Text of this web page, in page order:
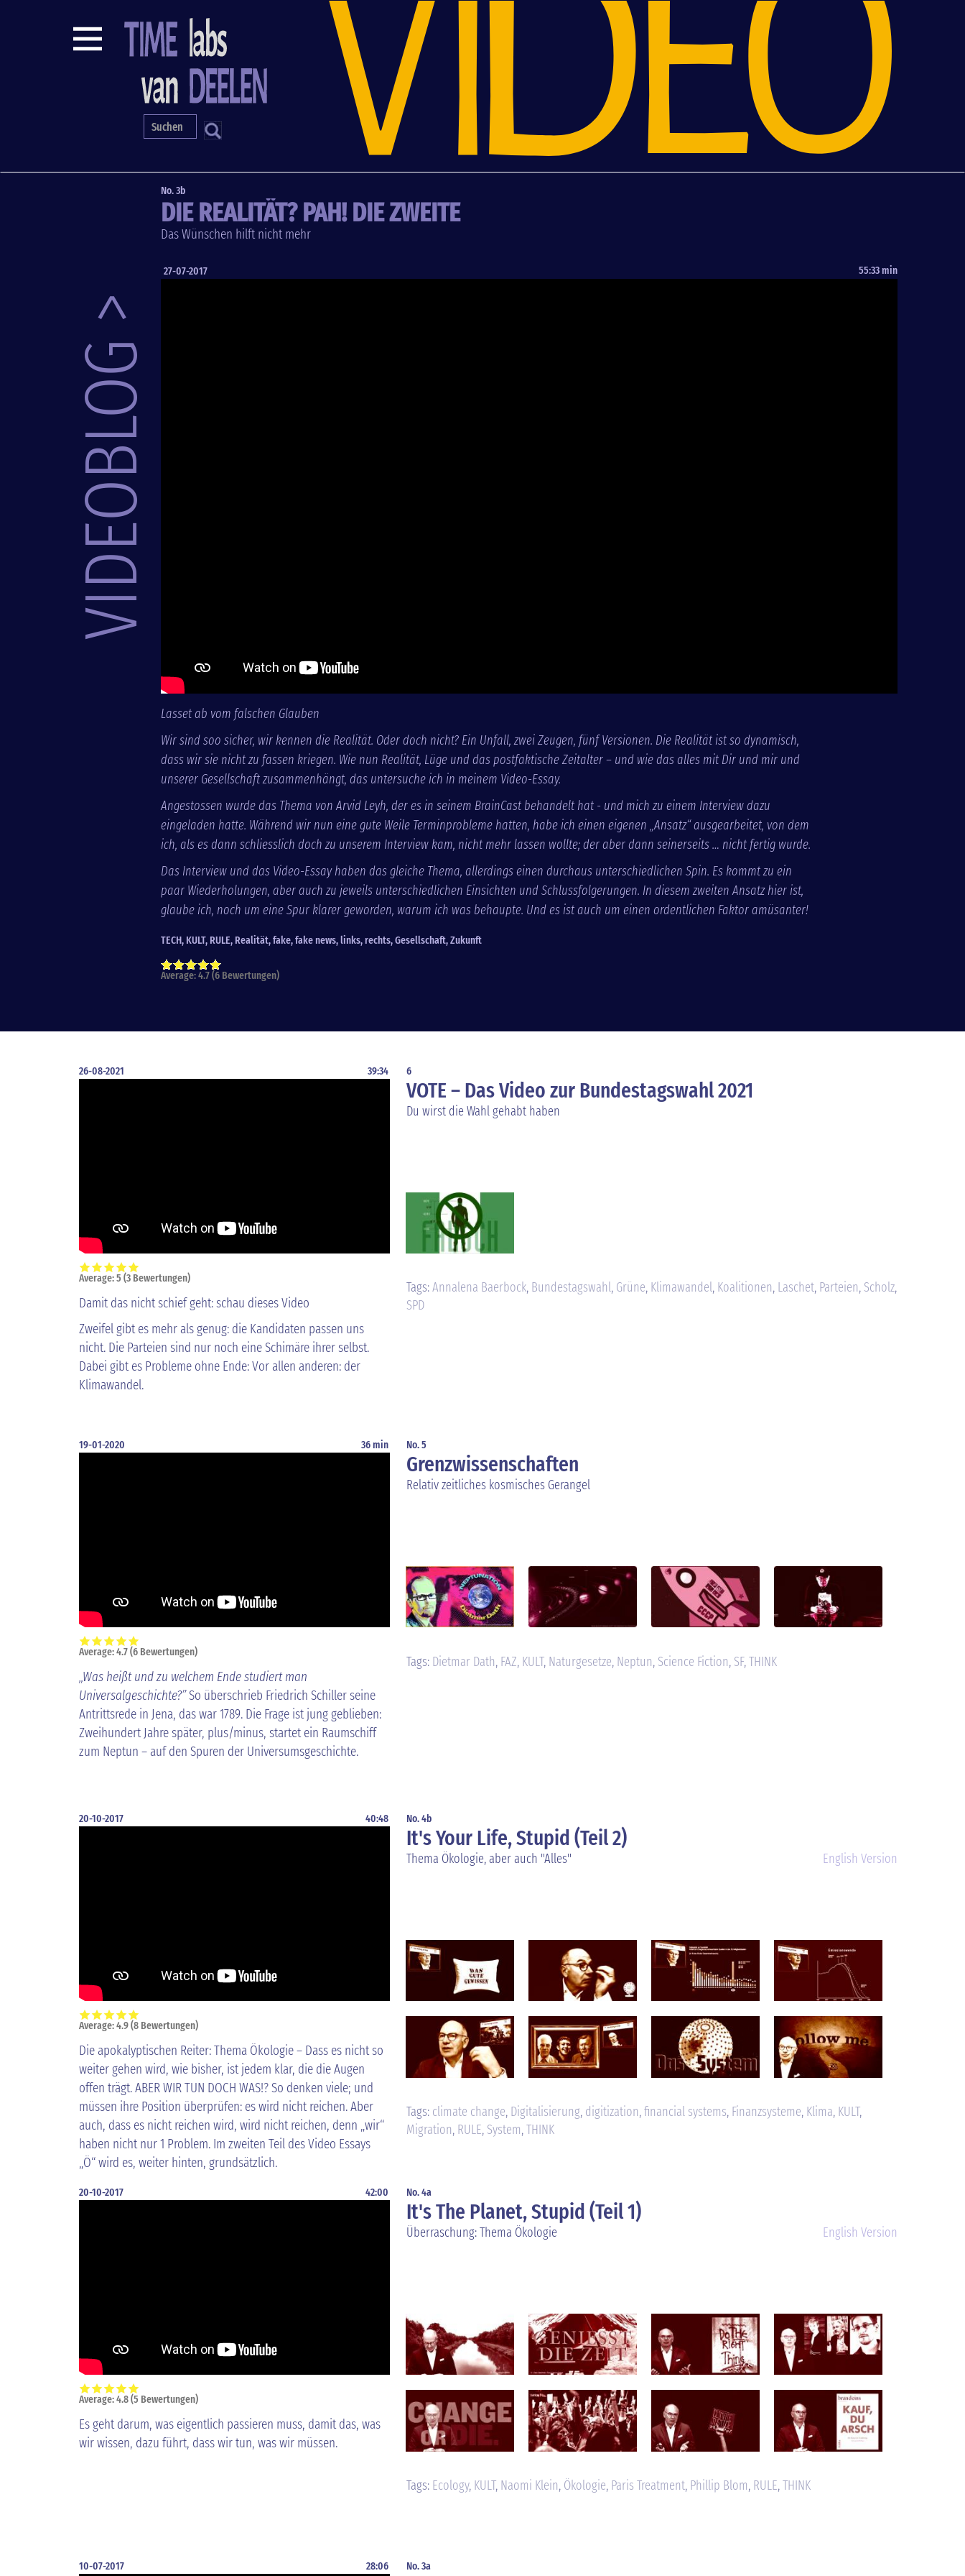
S
VIDEOBLOG >
No. 3b
DIE REALITÄT? PAH! DIE ZWEITE
Das Wünschen hilft nicht mehr
27-07-2017 55:33 min
Lasset ab vom falschen Glauben
Wir sind soo sicher, wir kennen die Realität. Oder doch nicht? Ein Unfall, zwei Zeugen, fünf Versionen. Die Realität ist so dynamisch,
dass wir sie nicht zu fassen kriegen. Wie nun Realität, Lüge und das postfaktische Zeitalter – und wie das alles mit Dir und mir und
unserer Gesellschaft zusammenhängt, das untersuche ich in meinem Video-Essay.
Angestossen wurde das Thema von Arvid Leyh, der es in seinem BrainCast behandelt hat - und mich zu einem Interview dazu
eingeladen hatte. Während wir nun eine gute Weile Terminprobleme hatten, habe ich einen eigenen „Ansatz“ ausgearbeitet, von dem
ich, als es dann schliesslich doch zu unserem Interview kam, nicht mehr lassen wollte; der aber dann seinerseits … nicht fertig wurde.
Das Interview und das Video-Essay haben das gleiche Thema, allerdings einen durchaus unterschiedlichen Spin. Es kommt zu ein
paar Wiederholungen, aber auch zu jeweils unterschiedlichen Einsichten und Schlussfolgerungen. In diesem zweiten Ansatz hier ist,
glaube ich, noch um eine Spur klarer geworden, warum ich was behaupte. Und es ist auch um einen ordentlichen Faktor amüsanter!
TECH, KULT, RULE, Realität,fake,fake news,links,rechts,Gesellschaft,Zukunft
Average:4.7(6Bewertungen)
26-08-2021 39:34 6
VOTE – Das Video zur Bundestagswahl 2021
Du wirst die Wahl gehabt haben
Tags:Annalena Baerbock, Bundestagswahl, Grüne, Klimawandel, Koalitionen, Laschet, Parteien, Scholz,
SPD
Average:5 (3Bewertungen)
Damit das nicht schief geht: schau dieses Video
Zweifel gibt es mehr als genug: die Kandidaten passen uns
nicht. Die Parteien sind nur noch eine Schimäre ihrer selbst.
Dabei gibt es Probleme ohne Ende: Vor allen anderen: der
Klimawandel.
19-01-2020 36 min No. 5
Grenzwissenschaften
Relativ zeitliches kosmisches Gerangel
Tags: Dietmar Dath, FAZ, KULT, Naturgesetze, Neptun, Science Fiction, SF,THINK
Average:4.7(6Bewertungen)
„Was heißt und zu welchem Ende studiert man
Universalgeschichte?”︁So überschrieb Friedrich Schiller seine
Antrittsrede in Jena, das war 1789. Die Frage ist jung geblieben:
Zweihundert Jahre später, plus/minus, startet ein Raumschiff
zum Neptun – auf den Spuren der Universumsgeschichte.
20-10-2017 40:48 No. 4b
It's Your Life, Stupid (Teil 2)
Thema Ökologie, aber auch "Alles" English Version
Tags: climate change, Digitalisierung, digitization,financial systems, Finanzsysteme, Klima, KULT,
Migration, RULE, System,THINK
Average:4.9(8Bewertungen)
Die apokalyptischen Reiter: Thema Ökologie – Dass es nicht so
weiter gehen wird, wie bisher, ist jedem klar, die die Augen
offen trägt. ABER WIR TUN DOCH WAS!? So denken viele; und
müssen ihre Position überprüfen: es wird nicht reichen. Aber
auch, dass es nicht reichen wird, wird nicht reichen, denn „wir“
haben nicht nur 1 Problem. Im zweiten Teil des Video Essays
„Ö“ wird es, weiter hinten, grundsätzlich.
20-10-2017 42:00 No. 4a
It's The Planet, Stupid (Teil 1)
Überraschung: Thema Ökologie English Version
Tags: Ecology, KULT, Naomi Klein, Ökologie, Paris Treatment, Phillip Blom, RULE,THINK
Average:4.8(5 Bewertungen)
Es geht darum, was eigentlich passieren muss, damit das, was
wir wissen, dazu führt, dass wir tun, was wir müssen.
10-07-2017 28:06 No. 3a